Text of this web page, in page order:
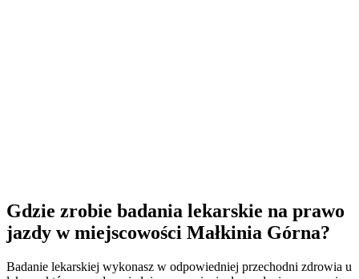
Gdzie zrobie badania lekarskie na prawo
jazdy w miejscowości Małkinia Górna?
Badanie lekarskiej wykonasz w odpowiedniej przechodni zdrowia u